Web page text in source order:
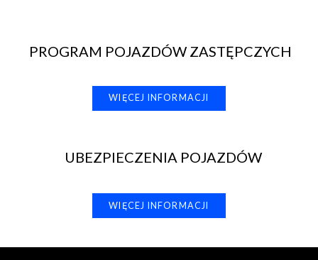
PROGRAM POJAZDÓW ZASTĘPCZYCH
WIĘCEJ INFORMACJI
UBEZPIECZENIA POJAZDÓW
WIĘCEJ INFORMACJI